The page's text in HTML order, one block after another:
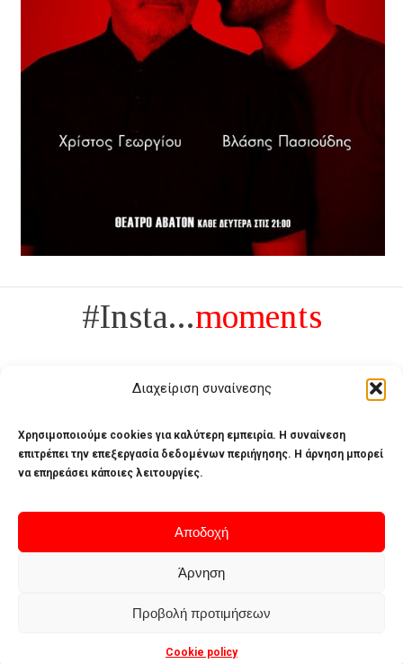
Διαχείριση συναίνεσης
Χρησιμοποιούμε cookies για καλύτερη εμπειρία. Η συναίνεση
επιτρέπει την επεξεργασία δεδομένων περιήγησης. Η άρνηση μπορεί
να επηρεάσει κάποιες λειτουργίες.
Αποδοχή
Άρνηση
Προβολή προτιμήσεων
Cookie policy
#Insta...moments
Πολυτέλεια δεν είναι το αντίθετο της ανέχειας, είναι το αντίθετο της
χυδαιότητας
Contact
© 2026 - Deluxe. All Rights Reserved.